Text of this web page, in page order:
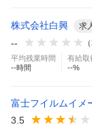
株式会社白興 求
-- （
平均残業時間
--時間
有給取
--%
富士フイルムイメ
3.5